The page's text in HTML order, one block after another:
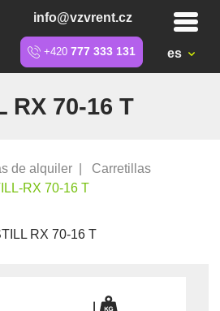
info@vzvrent.cz
+420 777 333 131 es
RX 70-16 T
de alquiler
Carretillas
RX 70-16 T